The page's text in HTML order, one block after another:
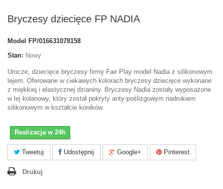
Bryczesy dziecięce FP NADIA
Model
FP/016631078158
Stan: Nowy
Urocze, dziecięce bryczesy firmy Fair Play model Nadia z silikonowym
lejem. Oferowane w ciekawych kolorach bryczesy dziecięce wykonane
z miękkiej i elastycznej dzianiny. Bryczesy Nadia zostały wyposażone
w lej kolanowy, który został pokryty anty-poślizgowym nadrukiem
silikonowym w kształcie koników.
Realizacja w 24h
Tweetuj Udostępnij Google+ Pinterest
Drukuj